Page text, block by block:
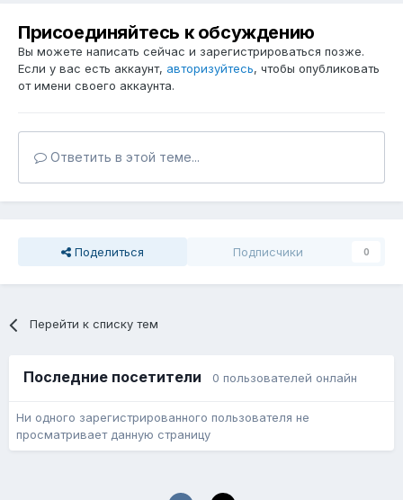
Присоединяйтесь к обсуждению
Вы можете написать сейчас и зарегистрироваться позже.
Если у вас есть аккаунт, авторизуйтесь, чтобы опубликовать
от имени своего аккаунта.
Ответить в этой теме...
Поделиться Подписчики 0
Перейти к списку тем
Последние посетители 0 пользователей онлайн
Ни одного зарегистрированного пользователя не
просматривает данную страницу